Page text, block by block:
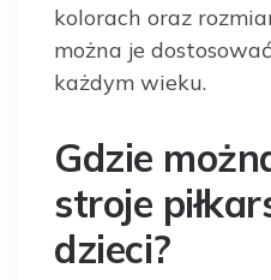
kolorach oraz
można je
każdym wieku.
Gdzie
stroje
dzieci?